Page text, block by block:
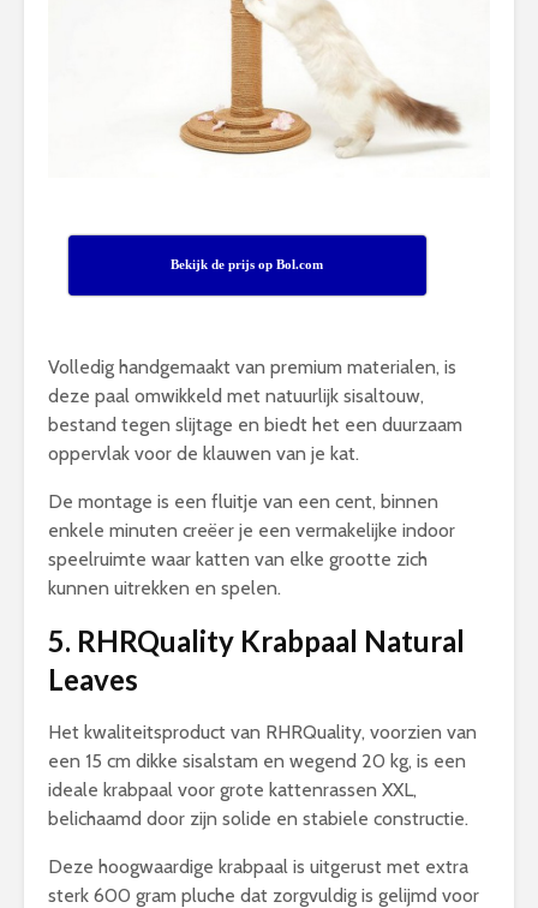
Bekijk de prijs op Bol.com
Volledig handgemaakt van premium materialen, is
deze paal omwikkeld met natuurlijk sisaltouw,
bestand tegen slijtage en biedt het een duurzaam
oppervlak voor de klauwen van je kat.
De montage is een fluitje van een cent, binnen
enkele minuten creëer je een vermakelijke indoor
speelruimte waar katten van elke grootte zich
kunnen uitrekken en spelen.
5. RHRQuality Krabpaal Natural
Leaves
Het kwaliteitsproduct van RHRQuality, voorzien van
een 15 cm dikke sisalstam en wegend 20 kg, is een
ideale krabpaal voor grote kattenrassen XXL,
belichaamd door zijn solide en stabiele constructie.
Deze hoogwaardige krabpaal is uitgerust met extra
sterk 600 gram pluche dat zorgvuldig is gelijmd voor